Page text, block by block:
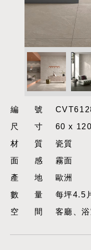
編號
尺寸60 x
材質瓷質
面感霧面
產地歐洲
數量每坪4.5
空間客廳、